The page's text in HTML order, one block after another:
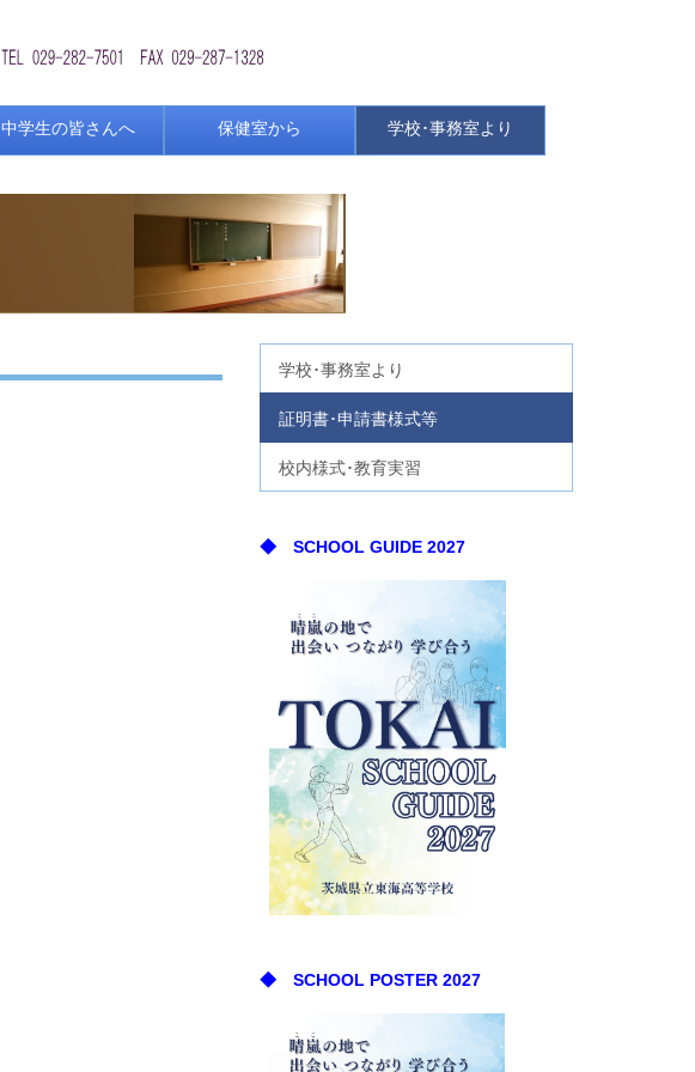
中学生の皆さんへ 保健室から 学校･事務室より
学校･事務室より
証明書･申請書様式等
校内様式･教育実習
◆ SCHOOL GUIDE 2027
◆ SCHOOL POSTER 2027